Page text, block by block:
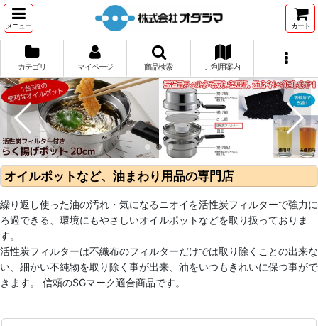
メニュー カート
カテゴリ マイページ 商品検索 ご利用案内
オイルポットなど、油まわり用品の専門店
繰り返し使った油の汚れ・気になるニオイを活性炭フィルターで強力に
ろ過できる、環境にもやさしいオイルポットなどを取り扱っておりま
す。
活性炭フィルターは不織布のフィルターだけでは取り除くことの出来な
い、細かい不純物を取り除く事が出来、油をいつもきれいに保つ事がで
きます。 信頼のSGマーク適合商品です。